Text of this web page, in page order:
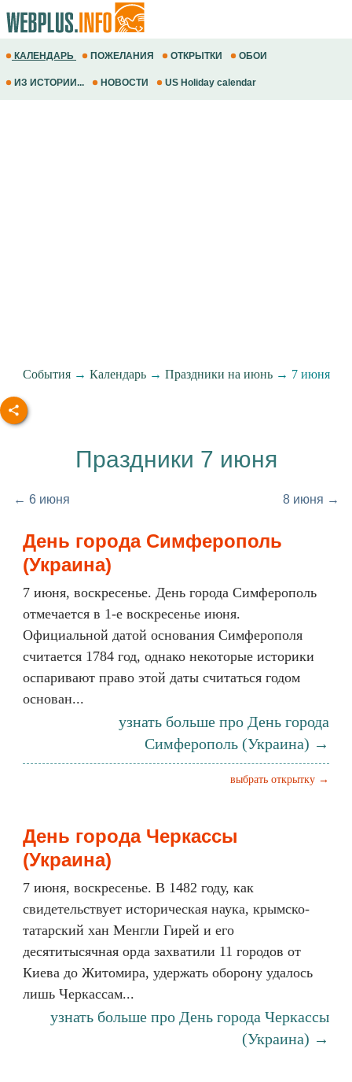
КАЛЕНДАРЬ ПОЖЕЛАНИЯ ОТКРЫТКИ ОБОИ
ИЗ ИСТОРИИ... НОВОСТИ US Holiday calendar
События→ Календарь→ Праздники на июнь→ 7 июня
Праздники 7 июня
← 6 июня 8 июня →
День города Симферополь
(Украина)
7 июня, воскресенье. День города Симферополь
отмечается в 1-е воскресенье июня.
Официальной датой основания Симферополя
считается 1784 год, однако некоторые историки
оспаривают право этой даты считаться годом
основан...
узнать больше про День города
Симферополь (Украина) →
выбрать открытку →
День города Черкассы
(Украина)
7 июня, воскресенье. В 1482 году, как
свидетельствует историческая наука, крымско-
татарский хан Менгли Гирей и его
десятитысячная орда захватили 11 городов от
Киева до Житомира, удержать оборону удалось
лишь Черкассам...
узнать больше про День города Черкассы
(Украина) →